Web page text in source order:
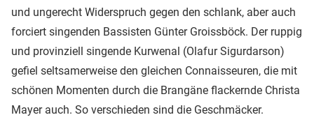
und ungerecht Widerspruch gegen den schlank, aber auch
forciert singenden Bassisten Günter Groissböck. Der ruppig
und provinziell singende Kurwenal (Olafur Sigurdarson)
gefiel seltsamerweise den gleichen Connaisseuren, die mit
schönen Momenten durch die Brangäne flackernde Christa
Mayer auch. So verschieden sind die Geschmäcker.